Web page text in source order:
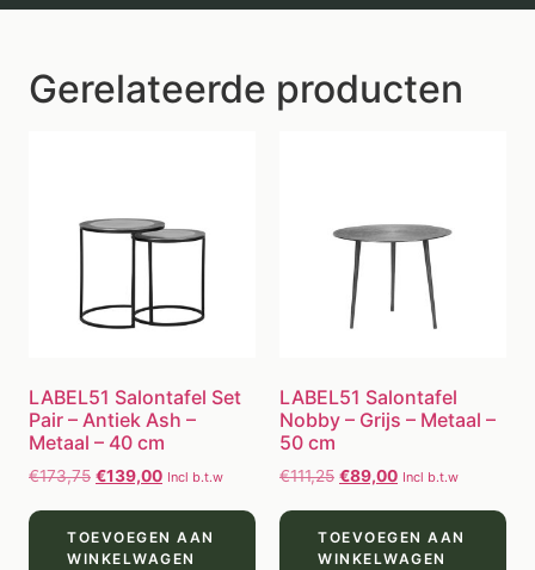
Gerelateerde producten
LABEL51 Salontafel Set
Pair – Antiek Ash –
Metaal – 40 cm
€173,75 €139,00 Incl b.t.w
TOEVOEGEN AAN
WINKELWAGEN
LABEL51 Salontafel
Nobby – Grijs – Metaal –
50 cm
€111,25 €89,00 Incl b.t.w
TOEVOEGEN AAN
WINKELWAGEN